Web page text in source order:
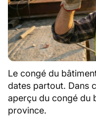
Le congé du
dates partout. Dans
aperçu du congé du
province.